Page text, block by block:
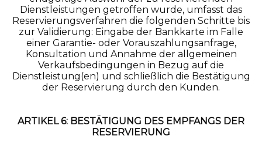
Dienstleistungen getroffen wurde, umfasst das
Reservierungsverfahren die folgenden Schritte bis
zur Validierung: Eingabe der Bankkarte im Falle
einer Garantie- oder Vorauszahlungsanfrage,
Konsultation und Annahme der allgemeinen
Verkaufsbedingungen in Bezug auf die
Dienstleistung(en) und schließlich die Bestätigung
der Reservierung durch den Kunden.
ARTIKEL 6: BESTÄTIGUNG DES EMPFANGS DER
RESERVIERUNG